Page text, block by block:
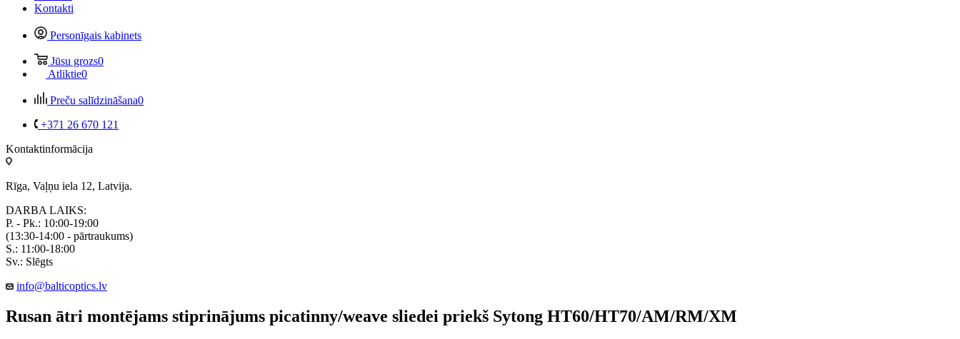
Kontakti
Personīgais kabinets
Jūsu grozs0
Atliktie0
Preču salīdzināšana0
+371 26 670 121
Kontaktinformācija
Rīga, Vaļņu iela 12, Latvija.
DARBA LAIKS:
P. - Pk.: 10:00-19:00
(13:30-14:00 - pārtraukums)
S.: 11:00-18:00
Sv.: Slēgts
info@balticoptics.lv
Rusan ātri montējams stiprinājums picatinny/weave sliedei priekš Sytong HT60/HT70/AM/RM/XM